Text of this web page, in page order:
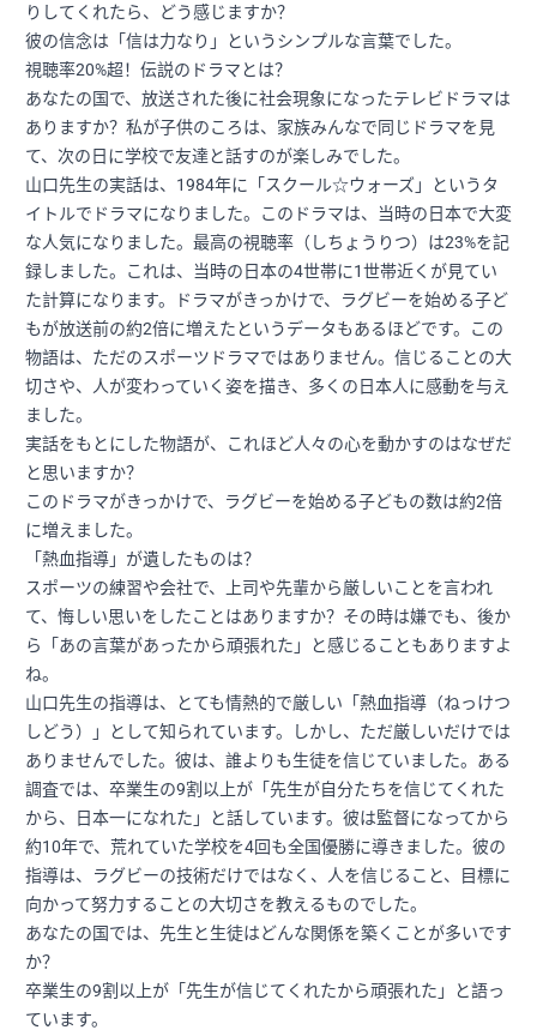
りしてくれたら、どう感じますか？
彼の信念は「信は力なり」というシンプルな言葉でした。
視聴率20%超！伝説のドラマとは？
あなたの国で、放送された後に社会現象になったテレビドラマは
ありますか？私が子供のころは、家族みんなで同じドラマを見
て、次の日に学校で友達と話すのが楽しみでした。
山口先生の実話は、1984年に「スクール☆ウォーズ」というタ
イトルでドラマになりました。このドラマは、当時の日本で大変
な人気になりました。最高の視聴率（しちょうりつ）は23%を記
録しました。これは、当時の日本の4世帯に1世帯近くが見てい
た計算になります。ドラマがきっかけで、ラグビーを始める子ど
もが放送前の約2倍に増えたというデータもあるほどです。この
物語は、ただのスポーツドラマではありません。信じることの大
切さや、人が変わっていく姿を描き、多くの日本人に感動を与え
ました。
実話をもとにした物語が、これほど人々の心を動かすのはなぜだ
と思いますか？
このドラマがきっかけで、ラグビーを始める子どもの数は約2倍
に増えました。
「熱血指導」が遺したものは？
スポーツの練習や会社で、上司や先輩から厳しいことを言われ
て、悔しい思いをしたことはありますか？その時は嫌でも、後か
ら「あの言葉があったから頑張れた」と感じることもありますよ
ね。
山口先生の指導は、とても情熱的で厳しい「熱血指導（ねっけつ
しどう）」として知られています。しかし、ただ厳しいだけでは
ありませんでした。彼は、誰よりも生徒を信じていました。ある
調査では、卒業生の9割以上が「先生が自分たちを信じてくれた
から、日本一になれた」と話しています。彼は監督になってから
約10年で、荒れていた学校を4回も全国優勝に導きました。彼の
指導は、ラグビーの技術だけではなく、人を信じること、目標に
向かって努力することの大切さを教えるものでした。
あなたの国では、先生と生徒はどんな関係を築くことが多いです
か？
卒業生の9割以上が「先生が信じてくれたから頑張れた」と語っ
ています。